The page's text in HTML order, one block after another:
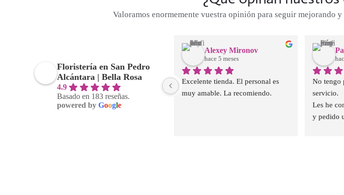
Valoramos enormemente vuestra opinión para seguir mejorando
Floristería en San Pedro
Alcántara | Bella Rosa
4.9
Basado en 183 reseñas.
powered by Google
Alexey Mironov
hace 5 meses
Excelente tienda. El personal es
muy amable. La recomiendo.
No tengo
servicio.
Les he
y pedido